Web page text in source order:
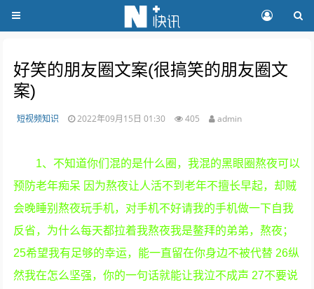
好笑的朋友圈文案(很搞笑的朋友圈文
案)
短视频知识 2022年09月15日 01:30 405 admin
1、不知道你们混的是什么圈，我混的黑眼圈熬夜可以
预防老年痴呆 因为熬夜让人活不到老年不擅长早起，却贼
会晚睡别熬夜玩手机，对手机不好请我的手机做一下自我
反省，为什么每天都拉着我熬夜我是鳌拜的弟弟，熬夜；
25希望我有足够的幸运，能一直留在你身边不被代替 26纵
然我在怎么坚强，你的一句话就能让我泣不成声 27不要说